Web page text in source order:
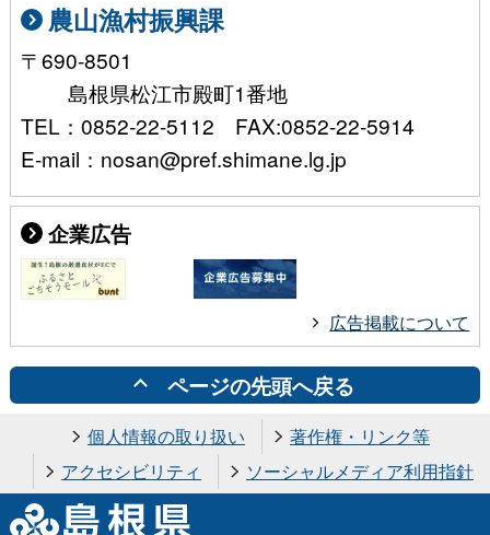
農山漁村振興課
〒690-8501
島根県松江市殿町1番地
TEL：0852-22-5112 FAX:0852-22-5914
E-mail：nosan@pref.shimane.lg.jp
企業広告
広告掲載について
ページの先頭へ戻る
個人情報の取り扱い
著作権・リンク等
アクセシビリティ
ソーシャルメディア利用指針